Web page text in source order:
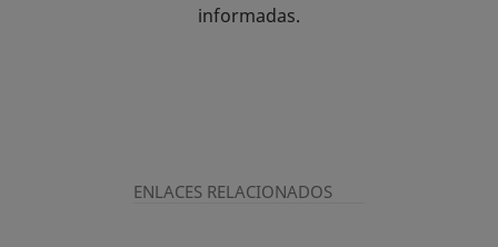
informadas.
ENLACES RELACIONADOS